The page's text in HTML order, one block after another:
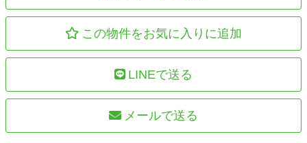
この物件をお気に入りに追加
LINEで送る
メールで送る